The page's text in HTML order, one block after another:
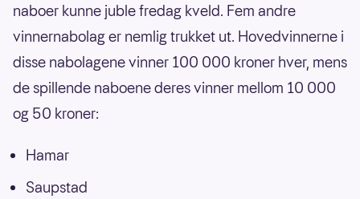
naboer kunne juble fredag kveld. Fem andre
vinnernabolag er nemlig trukket ut. Hovedvinnerne i
disse nabolagene vinner 100 000 kroner hver, mens
de spillende naboene deres vinner mellom 10 000
og 50 kroner:
Hamar
Saupstad